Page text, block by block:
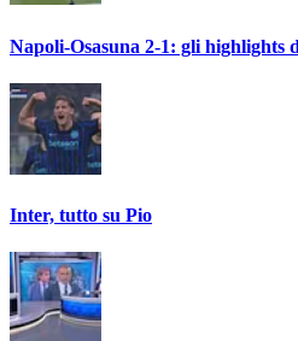
Napoli-Osasuna 2-1: gli highlights
Inter, tutto su Pio